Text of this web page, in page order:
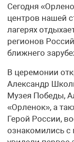
Сегодня
центров нашей
лагерях
регионов
ближнего
В церемонии
Александр
Музея Победы,
«Орленок», а
Герой России,
ознакомились с